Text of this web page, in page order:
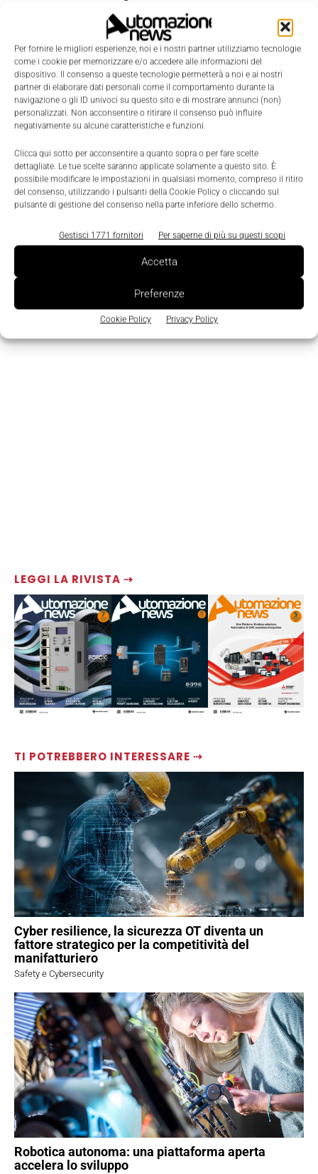
Per fornire le migliori esperienze, noi e i nostri partner utilizziamo tecnologie
come i cookie per memorizzare e/o accedere alle informazioni del
dispositivo. Il consenso a queste tecnologie permetterà a noi e ai nostri
partner di elaborare dati personali come il comportamento durante la
navigazione o gli ID univoci su questo sito e di mostrare annunci (non)
personalizzati. Non acconsentire o ritirare il consenso può influire
negativamente su alcune caratteristiche e funzioni.
Clicca qui sotto per acconsentire a quanto sopra o per fare scelte
dettagliate. Le tue scelte saranno applicate solamente a questo sito. È
possibile modificare le impostazioni in qualsiasi momento, compreso il ritiro
del consenso, utilizzando i pulsanti della Cookie Policy o cliccando sul
pulsante di gestione del consenso nella parte inferiore dello schermo.
Gestisci 1771 fornitori Per saperne di più su questi scopi
Accetta
Preferenze
Cookie Policy Privacy Policy
LEGGI LA RIVISTA ⇢
TI POTREBBERO INTERESSARE ⇢
Cyber resilience, la sicurezza OT diventa un
fattore strategico per la competitività del
manifatturiero
Safety e Cybersecurity
Robotica autonoma: una piattaforma aperta
accelera lo sviluppo
la presenza di più region nello stesso paese
garantirà ai clienti di Google Cloud un sito locale
secondario per assicurareun disaster recovery
migliore, assicurando la continuità del business.
La nuova region di Milano conta tre zone cloud e
offreservizi standard,tra cui Compute Engine,
Google Kubernetes Engine, Cloud Storage,
Persistent Disk, CloudSQL e Cloud Identity. Le
aziende clienti potranno, inoltre, beneficiare di
funzionalità fondamentali come i controlli sulla
residenza dei dati, la crittografia predefinita, criteri
organizzativi e Controlli di Servizio VPC.
Google Cloud TIM